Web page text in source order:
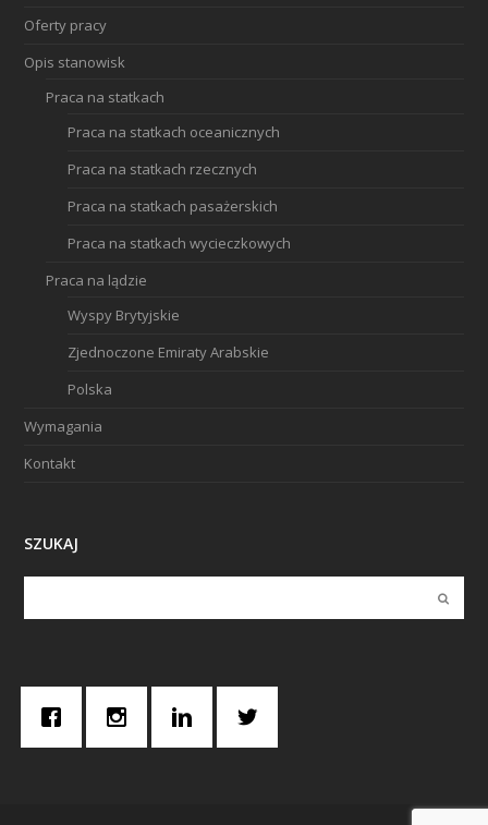
Oferty pracy
Opis stanowisk
Praca na statkach
Praca na statkach oceanicznych
Praca na statkach rzecznych
Praca na statkach pasażerskich
Praca na statkach wycieczkowych
Praca na lądzie
Wyspy Brytyjskie
Zjednoczone Emiraty Arabskie
Polska
Wymagania
Kontakt
SZUKAJ
Submit